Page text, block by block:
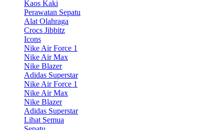
Kaos Kaki
Perawatan Sepatu
Alat Olahraga
Crocs Jibbitz
Icons
Nike Air Force 1
Nike Air Max
Nike Blazer
Adidas Superstar
Nike Air Force 1
Nike Air Max
Nike Blazer
Adidas Superstar
Lihat Semua